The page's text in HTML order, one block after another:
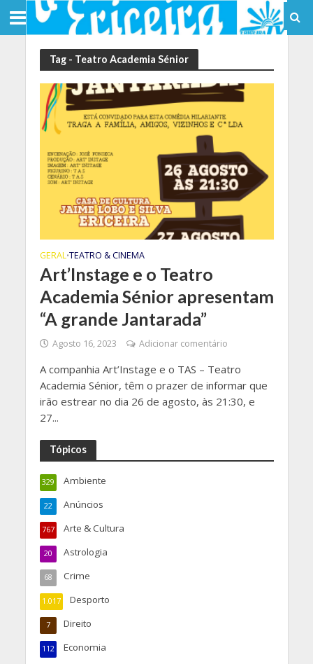
Tag - Teatro Academia Sénior
GERAL•TEATRO & CINEMA
Art’Instage e o Teatro
Academia Sénior apresentam
“A grande Jantarada”
Agosto 16, 2023 Adicionar comentário
A companhia Art’Instage e o TAS – Teatro
Academia Sénior, têm o prazer de informar que
irão estrear no dia 26 de agosto, às 21:30, e
27...
Tópicos
Ambiente
329
Anúncios
22
Arte & Cultura
767
Astrologia
20
Crime
68
Desporto
1.017
Direito
7
Economia
112